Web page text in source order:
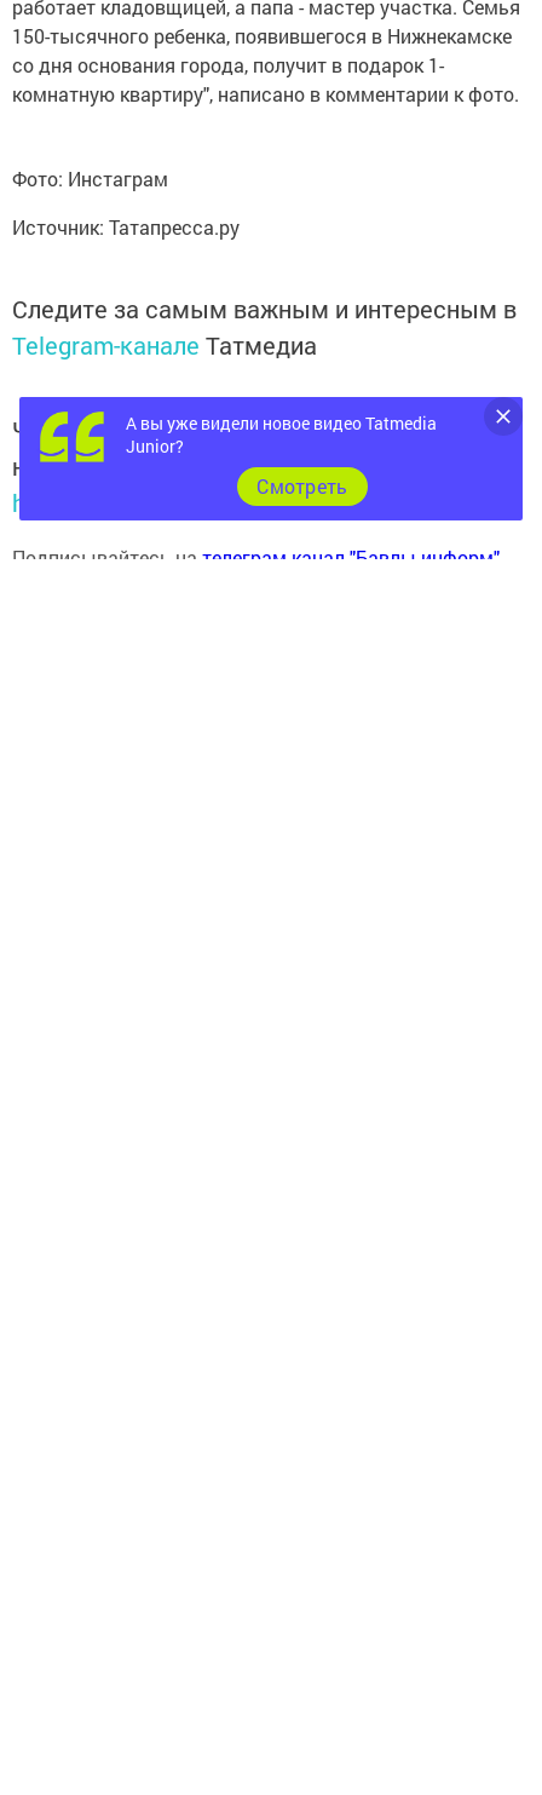
работает кладовщицей, а папа - мастер участка. Семья
150-тысячного ребенка, появившегося в Нижнекамске
со дня основания города, получит в подарок 1-
комнатную квартиру", написано в комментарии к фото.
Фото: Инстаграм
Источник: Татапресса.ру
Следите за самым важным и интересным в
Telegram-канале Татмедиа
Читайте новости Татарстана в
национальном мессенджере MАХ:
https://max.ru/tatmedia
Подписывайтесь на телеграм-канал "Бавлы-информ"
А вы уже видели новое видео Tatmedia
Junior?
Cмотреть